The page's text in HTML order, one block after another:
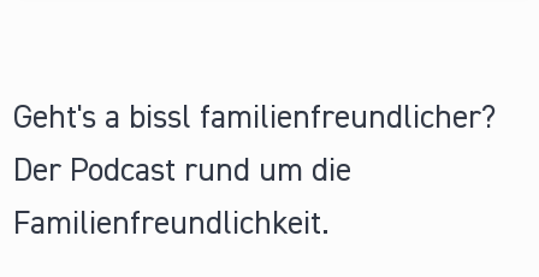
Geht's a bissl familienfreundlicher?
Der Podcast rund um die
Familienfreundlichkeit.